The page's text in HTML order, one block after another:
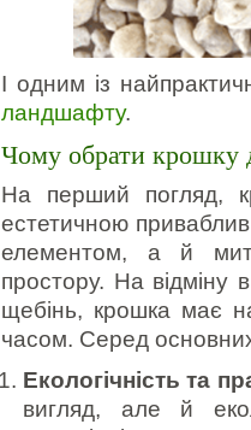
І одним із
ландшафту.
Чому обрати крошку
На перший погляд,
естетичною
елементом, а й
простору. На відміну
щебінь, крошка має
часом. Серед
Екологічність та
вигляд, але й